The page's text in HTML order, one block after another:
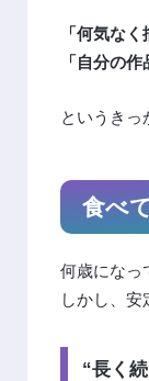
「何気な
「自分の
というきっ
食べ
何歳になっ
しかし、安
“長く